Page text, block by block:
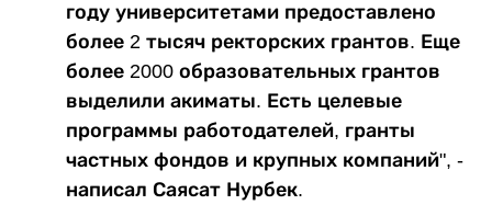
году университетами предоставлено
более 2 тысяч ректорских грантов. Еще
более 2000 образовательных грантов
выделили акиматы. Есть целевые
программы работодателей, гранты
частных фондов и крупных компаний", -
написал Саясат Нурбек.